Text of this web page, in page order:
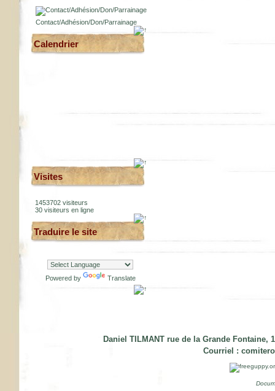
Contact/Adhésion/Don/Parrainage
Calendrier
Visites
1453702 visiteurs
30 visiteurs en ligne
Traduire le site
Powered by Translate
Daniel TILMANT rue de la Grande Fontaine,
Courriel :